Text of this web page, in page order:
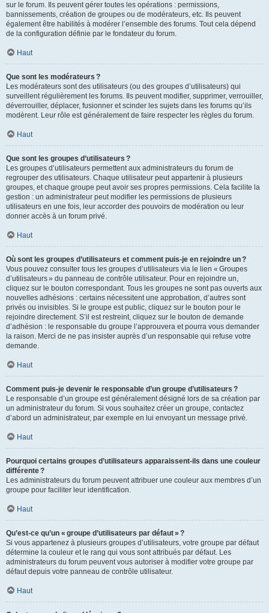
sur le forum. Ils peuvent gérer toutes les opérations : permissions,
bannissements, création de groupes ou de modérateurs, etc. Ils peuvent
également être habilités à modérer l’ensemble des forums. Tout cela dépend
de la configuration définie par le fondateur du forum.
Haut
Que sont les modérateurs ?
Les modérateurs sont des utilisateurs (ou des groupes d’utilisateurs) qui
surveillent régulièrement les forums. Ils peuvent modifier, supprimer, verrouiller,
déverrouiller, déplacer, fusionner et scinder les sujets dans les forums qu’ils
modèrent. Leur rôle est généralement de faire respecter les règles du forum.
Haut
Que sont les groupes d’utilisateurs ?
Les groupes d’utilisateurs permettent aux administrateurs du forum de
regrouper des utilisateurs. Chaque utilisateur peut appartenir à plusieurs
groupes, et chaque groupe peut avoir ses propres permissions. Cela facilite la
gestion : un administrateur peut modifier les permissions de plusieurs
utilisateurs en une fois, leur accorder des pouvoirs de modération ou leur
donner accès à un forum privé.
Haut
Où sont les groupes d’utilisateurs et comment puis-je en rejoindre un ?
Vous pouvez consulter tous les groupes d’utilisateurs via le lien « Groupes
d’utilisateurs » du panneau de contrôle utilisateur. Pour en rejoindre un,
cliquez sur le bouton correspondant. Tous les groupes ne sont pas ouverts aux
nouvelles adhésions : certains nécessitent une approbation, d’autres sont
privés ou invisibles. Si le groupe est public, cliquez sur le bouton pour le
rejoindre directement. S’il est restreint, cliquez sur le bouton de demande
d’adhésion : le responsable du groupe l’approuvera et pourra vous demander
la raison. Merci de ne pas insister auprès d’un responsable qui refuse votre
demande.
Haut
Comment puis-je devenir le responsable d’un groupe d’utilisateurs ?
Le responsable d’un groupe est généralement désigné lors de sa création par
un administrateur du forum. Si vous souhaitez créer un groupe, contactez
d’abord un administrateur, par exemple en lui envoyant un message privé.
Haut
Pourquoi certains groupes d’utilisateurs apparaissent-ils dans une couleur
différente ?
Les administrateurs du forum peuvent attribuer une couleur aux membres d’un
groupe pour faciliter leur identification.
Haut
Qu’est-ce qu’un « groupe d’utilisateurs par défaut » ?
Si vous appartenez à plusieurs groupes d’utilisateurs, votre groupe par défaut
détermine la couleur et le rang qui vous sont attribués par défaut. Les
administrateurs du forum peuvent vous autoriser à modifier votre groupe par
défaut depuis votre panneau de contrôle utilisateur.
Haut